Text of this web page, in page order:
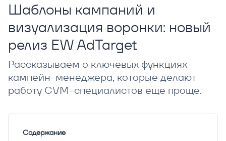
Шаблоны кампаний и
визуализация воронки: новый
релиз EW AdTarget
Рассказываем о ключевых функциях
кампейн-менеджера, которые делают
работу CVM-специалистов еще проще.
Содержание